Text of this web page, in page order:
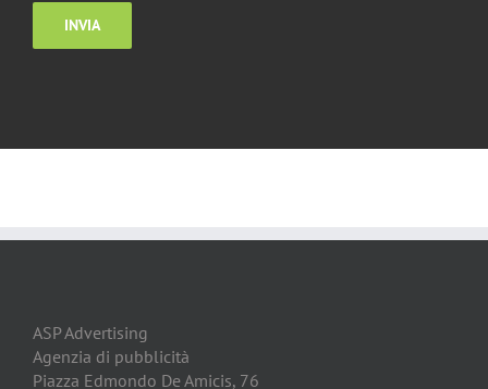
ASP Advertising
Agenzia di pubblicità
Piazza Edmondo De Amicis, 76